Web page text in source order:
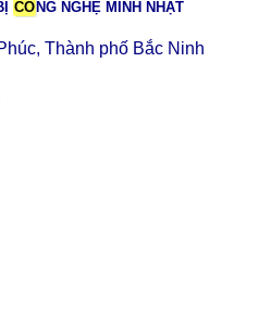
CÔ NG NGHỆ MINH NHẬT
Thành phố Bắc Ninh